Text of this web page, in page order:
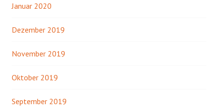
Januar 2020
Dezember 2019
November 2019
Oktober 2019
September 2019